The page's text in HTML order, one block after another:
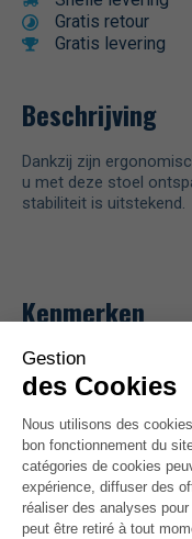
Gratis retour
Gratis levering
Beschrijving
Dankzij zijn
u met deze stoel
stabiliteit is uitstekend.
Kenmerken
Dimensions
Avis